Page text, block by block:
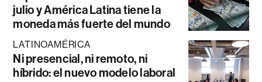
julio y América Latina tiene la
moneda más fuerte del mundo
LATINOAMÉRICA
Ni presencial, ni remoto, ni
híbrido: el nuevo modelo laboral